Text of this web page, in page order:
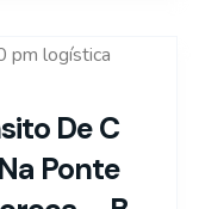
De C
Ponte